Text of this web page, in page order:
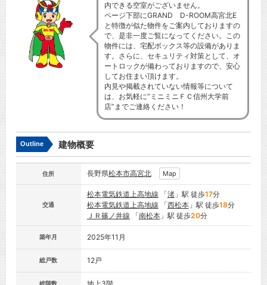
内できる空室がございません。
ページ下部にGRAND D-ROOM高宮北E
と特徴が似た物件をご案内しておりますの
で、是非一度ご覧になってください。この
物件には、宅配ボックス等の設備がありま
す。さらに、セキュリティ対策として、オ
ートロックが備わっておりますので、安心
してお住まい頂けます。
内見や掲載されていない情報等について
は、お気軽に”ミニミニＦＣ信州大学前
店”までご連絡ください！
Outline 建物概要
住所 長野県松本市高宮北 Map
交通
松本電気鉄道上高地線 「渚」駅 徒歩17分
松本電気鉄道上高地線 「西松本」駅 徒歩18分
ＪＲ篠ノ井線 「南松本」駅 徒歩20分
築年月 2025年11月
総戸数 12戸
総階数